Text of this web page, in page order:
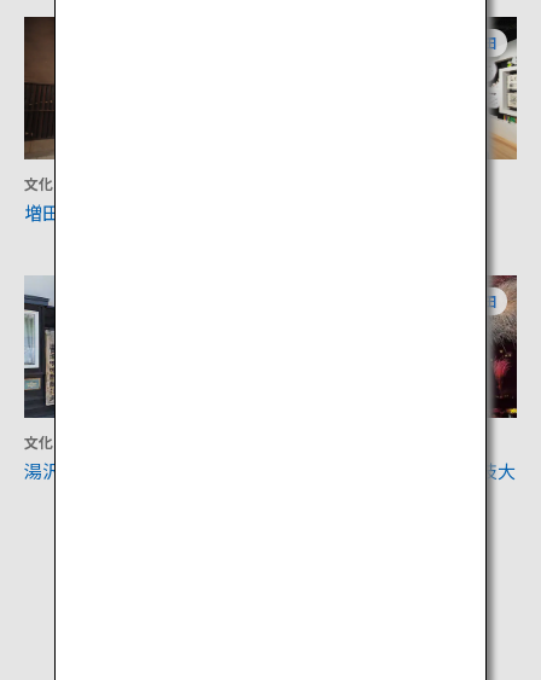
文化
増田の内蔵群
秋田
文化
湯沢市岩崎地区
秋田
大曲の花火「全国花火競技大